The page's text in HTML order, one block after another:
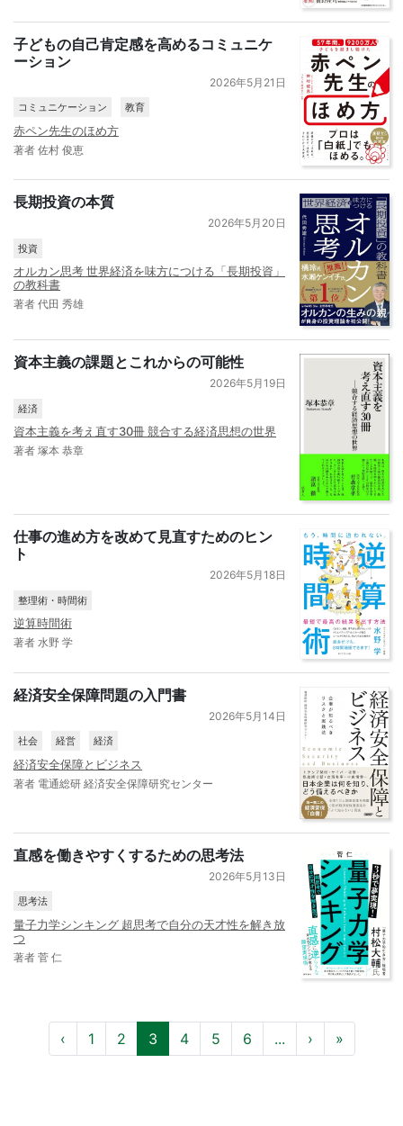
子どもの自己肯定感を高めるコミュニケ
ーション
2026年5月21日
コミュニケーション 教育
赤ペン先生のほめ方
著者 佐村 俊恵
長期投資の本質
2026年5月20日
投資
オルカン思考 世界経済を味方につける「長期投資」
の教科書
著者 代田 秀雄
資本主義の課題とこれからの可能性
2026年5月19日
経済
資本主義を考え直す30冊 競合する経済思想の世界
著者 塚本 恭章
仕事の進め方を改めて見直すためのヒン
ト
2026年5月18日
整理術・時間術
逆算時間術
著者 水野 学
経済安全保障問題の入門書
2026年5月14日
社会 経営 経済
経済安全保障とビジネス
著者 電通総研 経済安全保障研究センター
直感を働きやすくするための思考法
2026年5月13日
思考法
量子力学シンキング 超思考で自分の天才性を解き放
つ
著者 菅 仁
‹ 1 2 3 4 5 6 ... › »